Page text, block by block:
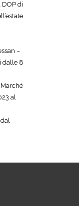
DOP di
–
dalle 8
al
dal